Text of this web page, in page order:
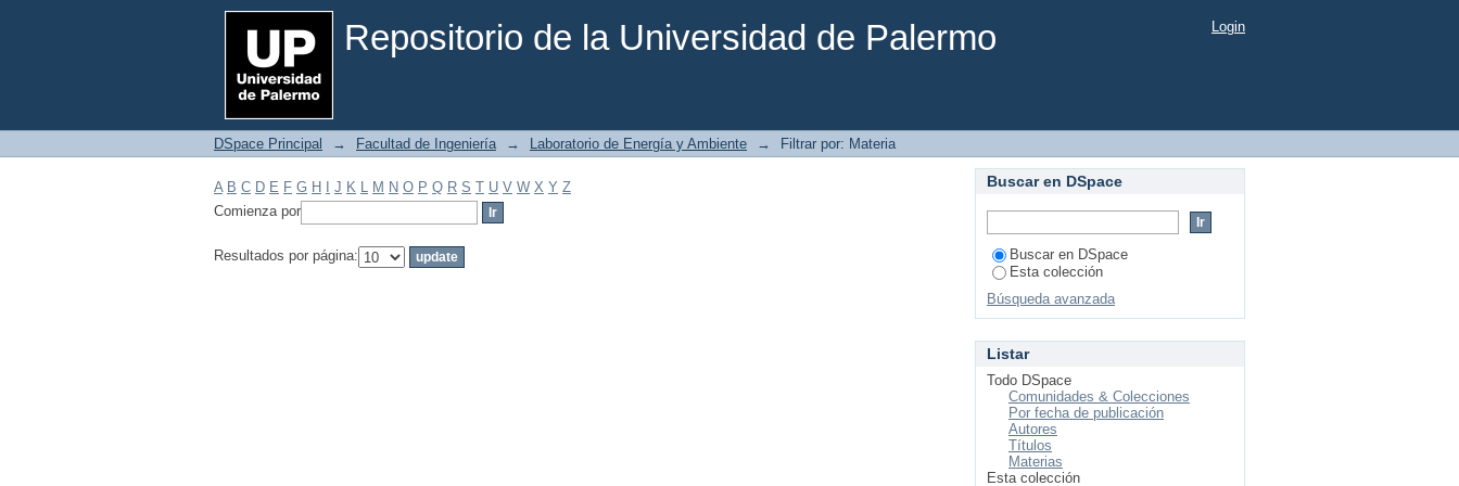
Repositorio de la Universidad de Palermo
Filtrar por: Materia Login
DSpace Principal → Facultad de Ingeniería → Laboratorio de Energía y Ambiente → Filtrar por: Materia
A B C D E F G H J K L M N O P Q R S T U V W X Y Z
Comienza por
Resultados por página:
Buscar en DSpace
Buscar en DSpace
Esta colección
Búsqueda avanzada
Listar
Todo DSpace
Comunidades & Colecciones
Por fecha de publicación
Autores
Títulos
Materias
Esta colección